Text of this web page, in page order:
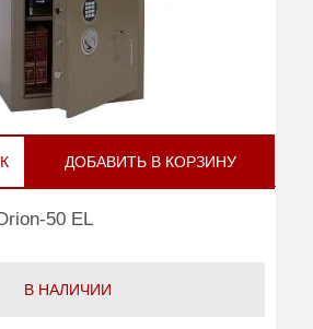
ДОБАВИТЬ В КОРЗИНУ
50 EL
В НАЛИЧИИ